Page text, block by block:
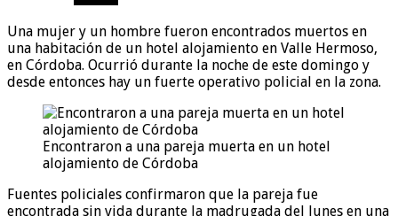
Una mujer y un hombre fueron encontrados muertos en
una habitación de un hotel alojamiento en Valle Hermoso,
en Córdoba. Ocurrió durante la noche de este domingo y
desde entonces hay un fuerte operativo policial en la zona.
Encontraron a una pareja muerta en un hotel
alojamiento de Córdoba
Fuentes policiales confirmaron que la pareja fue
encontrada sin vida durante la madrugada del lunes en una